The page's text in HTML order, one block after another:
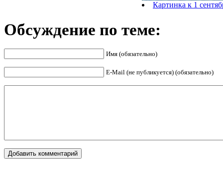
Картинка к 1
Обсуждение по теме:
Имя (обязательно)
E-Mail (не публикуется) (обязательно)